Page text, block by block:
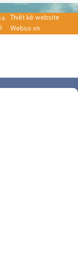
Thiết kế website
Webso.vn